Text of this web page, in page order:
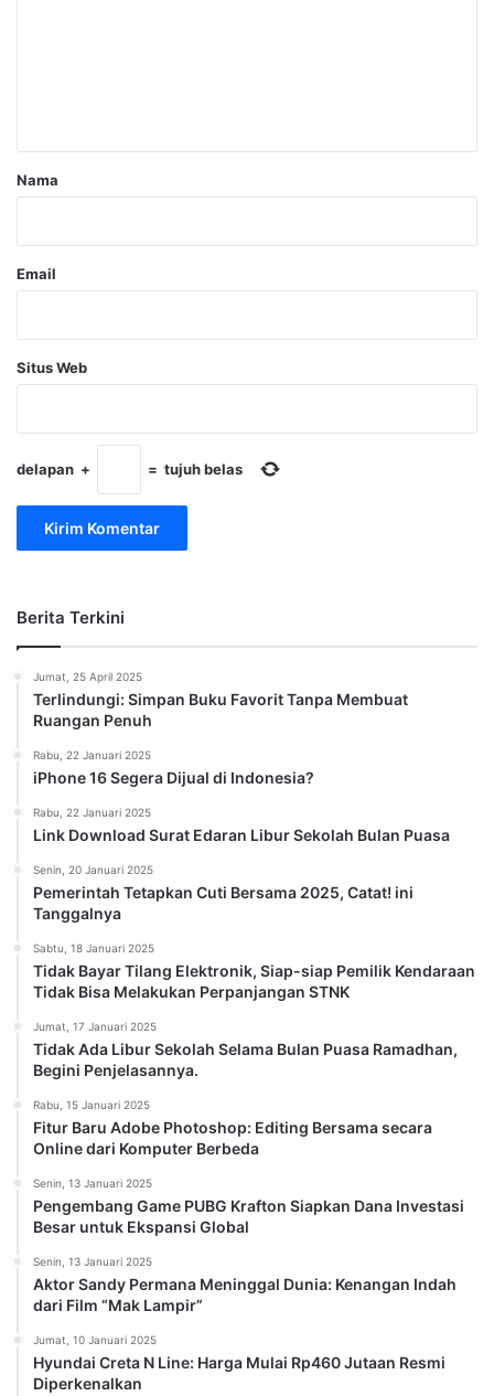
rNama
Email
Situs Web
delapan + = tujuh belas
Berita Terkini
Jumat, 25 April 2025
Terlindungi: Simpan Buku Favorit Tanpa Membuat
Ruangan Penuh
Rabu, 22 Januari 2025
iPhone 16 Segera Dijual di Indonesia?
Rabu, 22 Januari 2025
Link Download Surat Edaran Libur Sekolah Bulan Puasa
Senin, 20 Januari 2025
Pemerintah Tetapkan Cuti Bersama 2025, Catat! ini
Tanggalnya
Sabtu, 18 Januari 2025
Tidak Bayar Tilang Elektronik, Siap-siap Pemilik Kendaraan
Tidak Bisa Melakukan Perpanjangan STNK
Jumat, 17 Januari 2025
Tidak Ada Libur Sekolah Selama Bulan Puasa Ramadhan,
Begini Penjelasannya.
Rabu, 15 Januari 2025
Fitur Baru Adobe Photoshop: Editing Bersama secara
Online dari Komputer Berbeda
Senin, 13 Januari 2025
Pengembang Game PUBG Krafton Siapkan Dana Investasi
Besar untuk Ekspansi Global
Senin, 13 Januari 2025
Aktor Sandy Permana Meninggal Dunia: Kenangan Indah
dari Film “Mak Lampir”
Jumat, 10 Januari 2025
Hyundai Creta N Line: Harga Mulai Rp460 Jutaan Resmi
Diperkenalkan